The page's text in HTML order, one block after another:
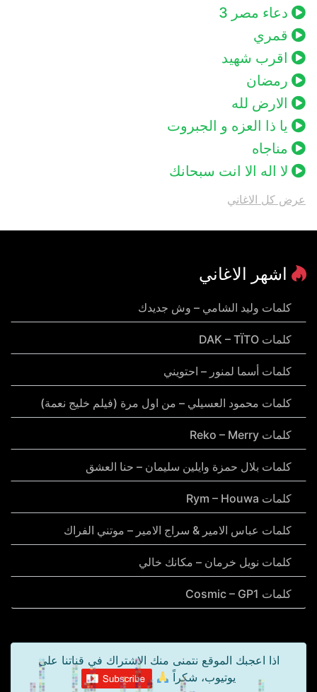
دعاء مصر 3
قمري
اقرب شهيد
رمضان
الارض لله
يا ذا العزه و الجبروت
مناجاه
لا اله الا انت سبحانك
عرض كل الاغاني
اشهر الاغاني
كلمات وليد الشامي – وش جديدك
كلمات DAK – TÏTO
كلمات أسما لمنور – احتويني
كلمات محمود العسيلي – من اول مرة (فيلم خليج نعمة)
كلمات Reko – Merry
كلمات بلال حمزة وايلين سليمان – حنا العشق
كلمات Rym – Houwa
كلمات عباس الامير & سراج الامير – موتني الفراك
كلمات نويل خرمان – مكانك خالي
كلمات Cosmic – GP1
اذا اعجبك الموقع نتمنى منك الاشتراك في قناتنا على
يوتيوب، شكراً